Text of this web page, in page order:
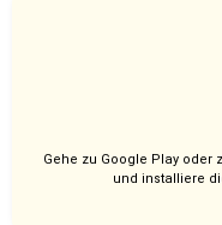
Gehe zu Google Play oder
und installiere